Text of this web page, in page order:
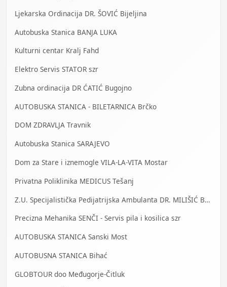
Ljekarska Ordinacija DR. ŠOVIĆ Bijeljina
Autobuska Stanica BANJA LUKA
Kulturni centar Kralj Fahd
Elektro Servis STATOR szr
Zubna ordinacija DR ĆATIĆ Bugojno
AUTOBUSKA STANICA - BILETARNICA Brčko
DOM ZDRAVLJA Travnik
Autobuska Stanica SARAJEVO
Dom za Stare i iznemogle VILA-LA-VITA Mostar
Privatna Poliklinika MEDICUS Tešanj
Z.U. Specijalistička Pedijatrijska Ambulanta DR. MILIŠIĆ Banja Luka
Precizna Mehanika SENČI - Servis pila i kosilica szr
AUTOBUSKA STANICA Sanski Most
AUTOBUSNA STANICA Bihać
GLOBTOUR doo Međugorje-Čitluk